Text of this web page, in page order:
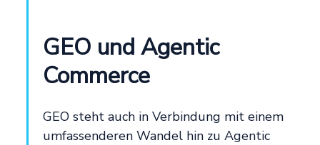
GEO und Agentic
Commerce
GEO steht auch in Verbindung mit einem
umfassenderen Wandel hin zu Agentic